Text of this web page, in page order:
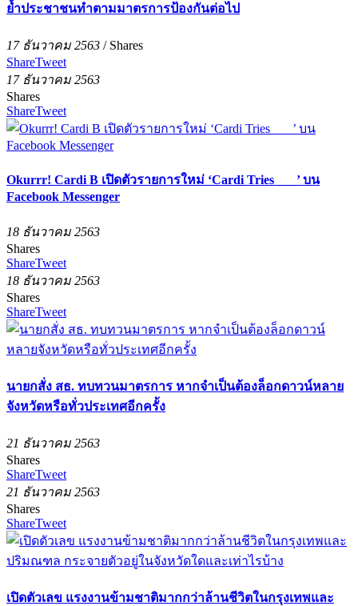
ย้ำประชาชนทำตามมาตรการป้องกันต่อไป
17 ธันวาคม 2563 / Shares
ShareTweet
17 ธันวาคม 2563
Shares
ShareTweet
Okurrr! Cardi B เปิดตัวรายการใหม่ ‘Cardi Tries ___’ บน
Facebook Messenger
18 ธันวาคม 2563
Shares
ShareTweet
18 ธันวาคม 2563
Shares
ShareTweet
นายกสั่ง สธ. ทบทวนมาตรการ หากจำเป็นต้องล็อกดาวน์หลาย
จังหวัดหรือทั่วประเทศอีกครั้ง
21 ธันวาคม 2563
Shares
ShareTweet
21 ธันวาคม 2563
Shares
ShareTweet
เปิดตัวเลข แรงงานข้ามชาติมากกว่าล้านชีวิตในกรุงเทพและ